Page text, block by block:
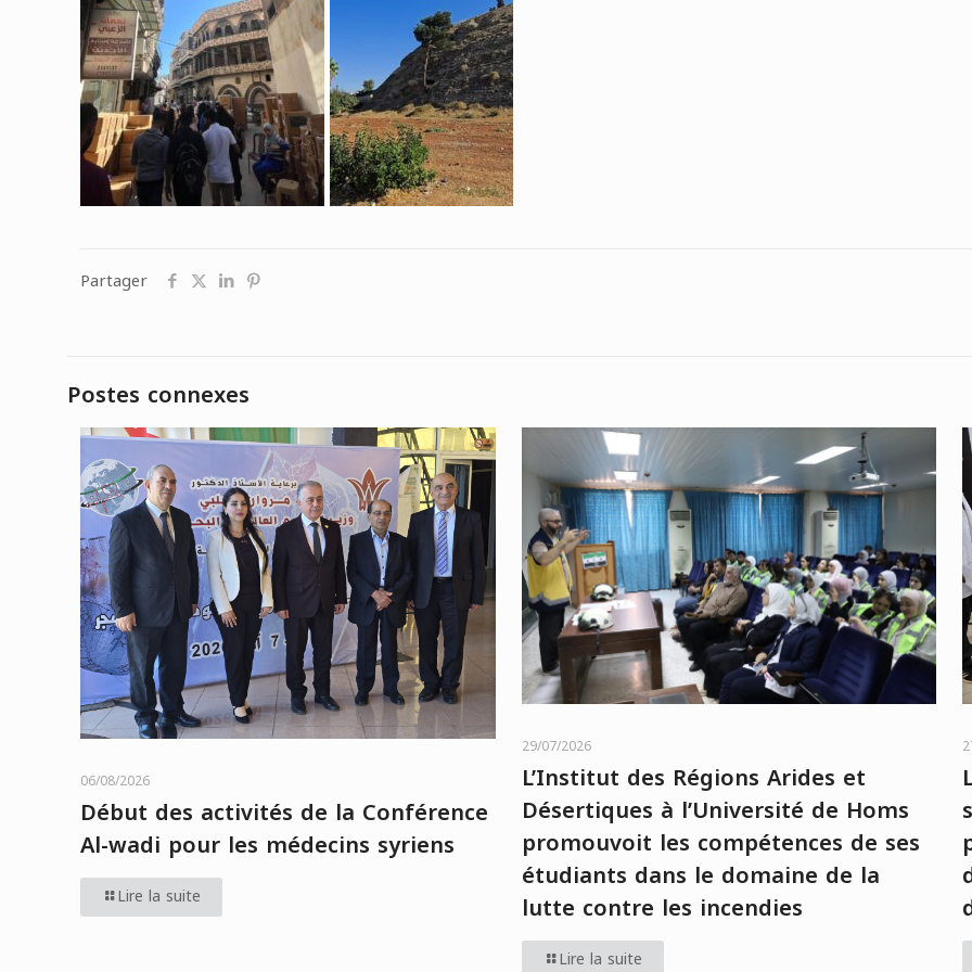
Partager
Postes connexes
06/08/2026
Début des activités de la Conférence
Al-wadi pour les médecins syriens
Lire la suite
29/07/2026
L’Institut des Régions Arides et
Désertiques à l’Université de Homs
promouvoit les compétences de ses
étudiants dans le domaine de la
lutte contre les incendies
Lire la suite